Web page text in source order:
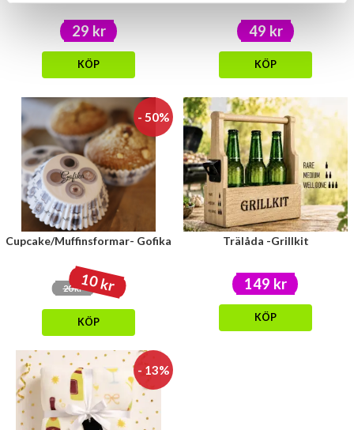
29 kr
KÖP
49 kr
KÖP
- 50%
Cupcake/Muffinsformar- Gofika
20 kr10 kr
KÖP
Trälåda -Grillkit
149 kr
KÖP
- 13%